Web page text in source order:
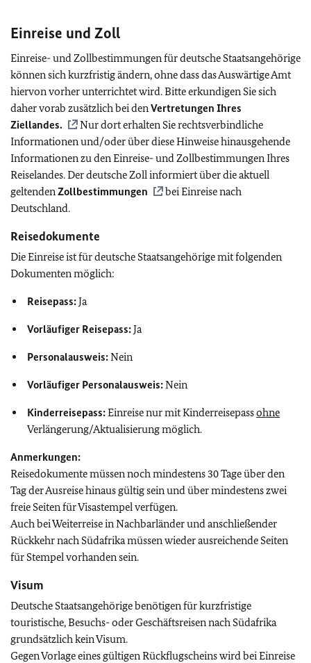
Einreise und Zoll
Einreise- und Zollbestimmungen für deutsche Staatsangehörige
können sich kurzfristig ändern, ohne dass das Auswärtige Amt
hiervon vorher unterrichtet wird. Bitte erkundigen Sie sich
daher vorab zusätzlich bei denVertretungen Ihres
Ziellandes.
Nur dort erhalten Sie rechtsverbindliche
Informationen und/oder über diese Hinweise hinausgehende
Informationen zu den Einreise- und Zollbestimmungen Ihres
Reiselandes. Der deutsche Zoll informiert über die aktuell
geltendenZollbestimmungen
bei Einreise nach
Deutschland.
Reisedokumente
Die Einreise ist für deutsche Staatsangehörige mit folgenden
Dokumenten möglich:
Reisepass:Ja
Vorläufiger Reisepass:Ja
Personalausweis:Nein
Vorläufiger Personalausweis:Nein
Kinderreisepass:Einreise nur mit Kinderreisepassohne
Verlängerung/Aktualisierung möglich.
Anmerkungen:
Reisedokumente müssen noch mindestens 30 Tage über den
Tag der Ausreise hinaus gültig sein und über mindestens zwei
freie Seiten für Visastempel verfügen.
Auch bei Weiterreise in Nachbarländer und anschließender
Rückkehr nach Südafrika müssen wieder ausreichende Seiten
für Stempel vorhanden sein.
Visum
Deutsche Staatsangehörige benötigen für kurzfristige
touristische, Besuchs- oder Geschäftsreisen nach Südafrika
grundsätzlich kein Visum.
Gegen Vorlage eines gültigen Rückflugscheins wird bei Einreise